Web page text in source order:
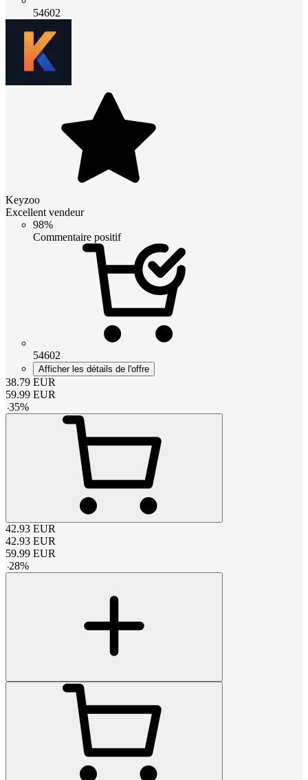
54602
Keyzoo
Excellent vendeur
98%
Commentaire positif
54602
Afficher les détails de l'offre
38.79 EUR
59.99 EUR
-35%
42.93 EUR
42.93 EUR
59.99 EUR
-28%